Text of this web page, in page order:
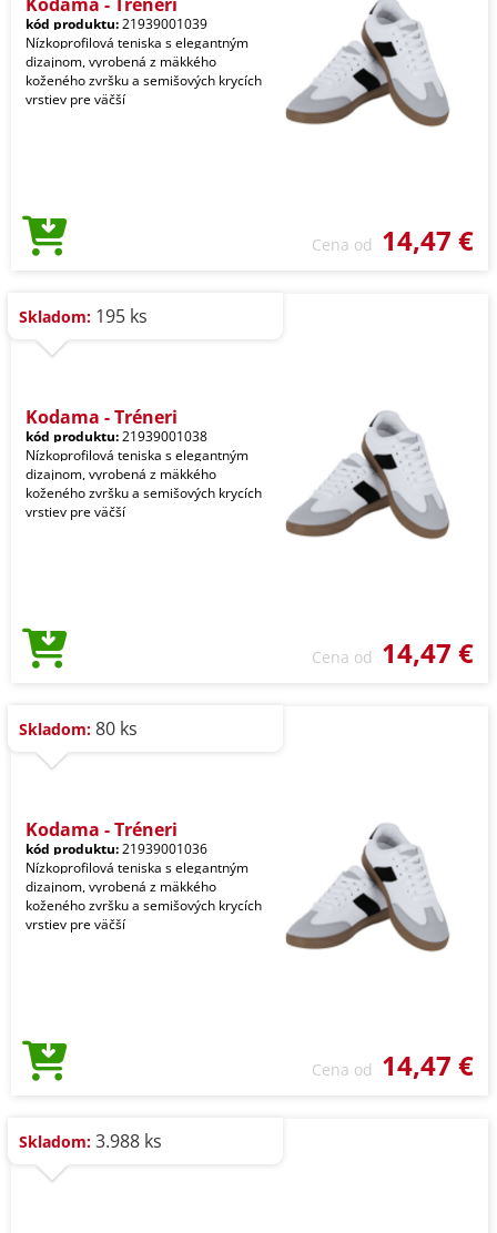
kód produktu:21939001039
Nízkoprofilová teniska s elegantným
dizajnom, vyrobená z mäkkého
koženého zvršku a semišových krycích
vrstiev pre väčší
Cena od 14,47 €
Skladom: 195 ks
Kodama - Tréneri
kód produktu:21939001038
Nízkoprofilová teniska s elegantným
dizajnom, vyrobená z mäkkého
koženého zvršku a semišových krycích
vrstiev pre väčší
Cena od 14,47 €
Skladom: 80 ks
Kodama - Tréneri
kód produktu:21939001036
Nízkoprofilová teniska s elegantným
dizajnom, vyrobená z mäkkého
koženého zvršku a semišových krycích
vrstiev pre väčší
Cena od 14,47 €
Skladom: 3.988 ks